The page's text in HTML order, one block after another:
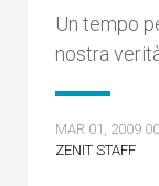
Un tempo
nostra
MAR 01, 2009
ZENIT STAFF